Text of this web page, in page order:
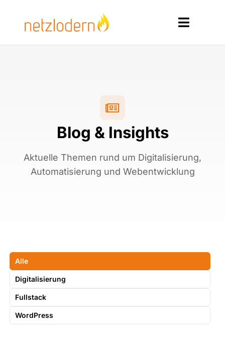
springen
Toggle
Kontakt
Blog & Insights
Aktuelle Themen rund um Digitalisierung,
Automatisierung und Webentwicklung
Alle
Digitalisierung
Fullstack
WordPress